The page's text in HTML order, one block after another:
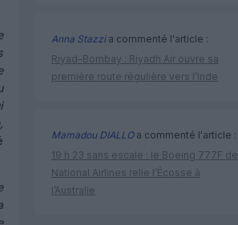
Anna Stazzia commenté l'article :
Riyad–Bombay : Riyadh Air ouvre sa
première route régulière vers l’Inde
Mamadou DIALLOa commenté l'article :
19 h 23 sans escale : le Boeing 777F de
National Airlines relie l’Écosse à
l’Australie